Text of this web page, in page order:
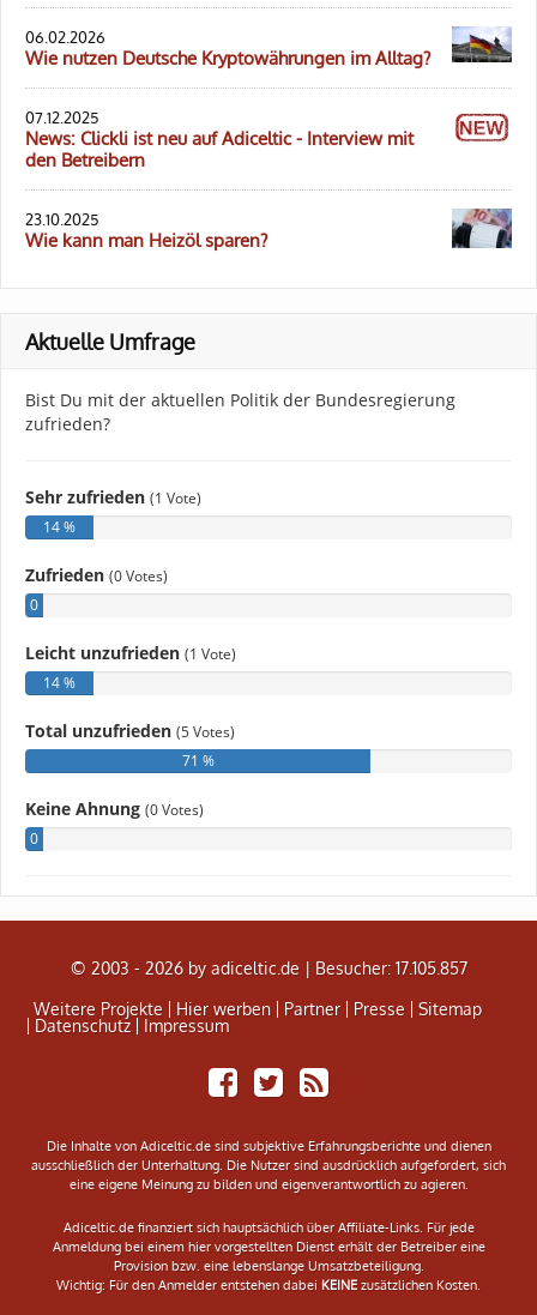
06.02.2026
Wie nutzen Deutsche Kryptowährungen im Alltag?
07.12.2025
News: Clickli ist neu auf Adiceltic - Interview mit
den Betreibern
23.10.2025
Wie kann man Heizöl sparen?
Aktuelle Umfrage
© 2003 - 2026 by adiceltic.de | Besucher: 17.105.857
Weitere Projekte
Hier werben Partner Presse
Sitemap
Datenschutz
Impressum
Share
on
TweetAdiceltic
RSS
Die Inhalte von Adiceltic.de sind subjektive Erfahrungsberichte und dienen
ausschließlich der Unterhaltung. Die Nutzer sind ausdrücklich aufgefordert, sich
eine eigene Meinung zu bilden und eigenverantwortlich zu agieren.
Adiceltic.de finanziert sich hauptsächlich über Affiliate-Links. Für jede
Anmeldung bei einem hier vorgestellten Dienst erhält der Betreiber eine
Provision bzw. eine lebenslange Umsatzbeteiligung.
Wichtig: Für den Anmelder entstehen dabei KEINEzusätzlichen Kosten.